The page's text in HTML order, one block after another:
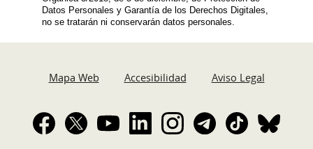
Datos Personales y Garantía de los Derechos Digitales,
no se tratarán ni conservarán datos personales.
Mapa Web Accesibilidad Aviso Legal